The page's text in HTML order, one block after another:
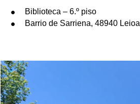
Biblioteca – 6.º piso
Barrio de Sarriena, 48940